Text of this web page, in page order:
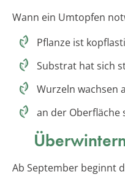
Wann ein Umtopfen
Pflanze ist
Substrat hat sich
Wurzeln wachsen
an der Oberfläche
Ab September beginnt